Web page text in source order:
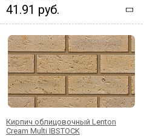
41.91 руб.
Кирпич облицовочный Lenton
Cream Multi IBSTOCK